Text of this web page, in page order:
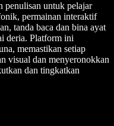
penulisan untuk pelajar
permainan interaktif
tanda baca dan bina ayat
deria. Platform ini
memastikan setiap
visual dan menyeronokkan
dan tingkatkan